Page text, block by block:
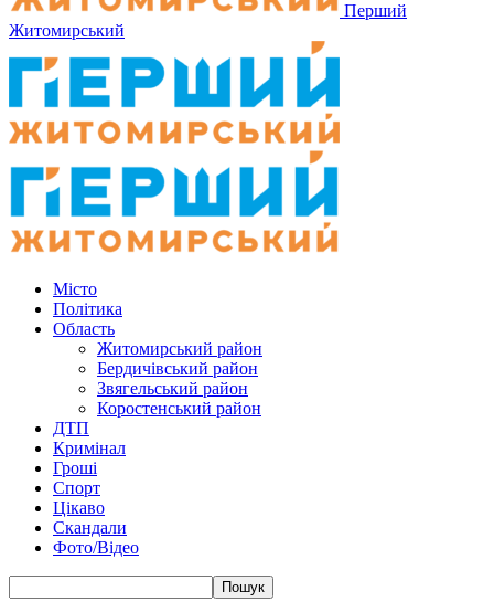
Перший
Житомирський
Місто
Політика
Область
Житомирський район
Бердичівський район
Звягельський район
Коростенський район
ДТП
Кримінал
Гроші
Спорт
Цікаво
Скандали
Фото/Відео